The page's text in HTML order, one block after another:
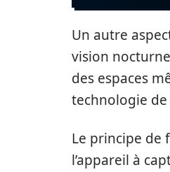
Un autre
vision
des espaces
technologie de
Le principe de
l’appareil à